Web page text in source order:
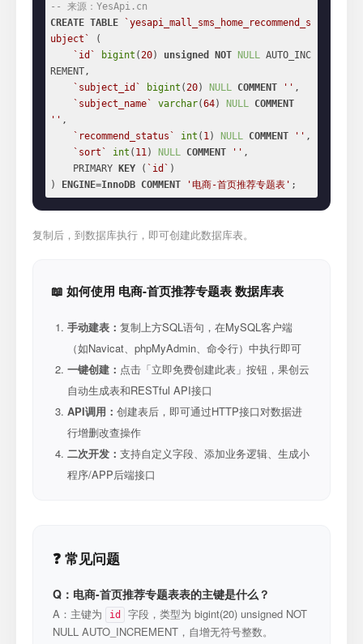
-- 来源：YesApi.cn
CREATE TABLE
`yesapi_mall_sms_home_recommend_s
ubject`
(
`id`
bigint (20) unsigned NOT NULL AUTO_INC
REMENT,
`subject_id`
bigint (20) NULL COMMENT '' ,
`subject_name`
varchar(64) NULL COMMENT
'' ,
`recommend_status`
int ( 1) NULL COMMENT '' ,
`sort`
int ( 11) NULL COMMENT '' ,
    PRIMARY
KEY ( `id` )
)
ENGINE=InnoDB COMMENT '电商-首页推荐专题表' ;
复制后，到数据库执行，即可创建此数据库表。
📖 如何使用 电商-首页推荐专题表 数据库表
手动建表： 复制上方SQL语句，在MySQL客户端
（如Navicat、phpMyAdmin、命令行）中执行即可
一键创建： 点击「立即免费创建此表」按钮，果创云
自动生成表和RESTful API接口
API调用： 创建表后，即可通过HTTP接口对数据进
行增删改查操作
二次开发： 支持自定义字段、添加业务逻辑、生成小
程序/APP后端接口
❓ 常见问题
Q：电商-首页推荐专题表表的主键是什么？
A：主键为 id
字段，类型为 bigint(20) unsigned NOT
NULL AUTO_INCREMENT，自增无符号整数。